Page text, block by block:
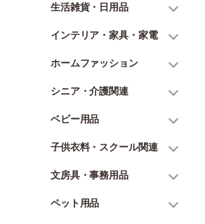
生活雑貨・日用品
インテリア・家具・家電
ホームファッション
シニア・介護関連
ベビー用品
子供衣料・スクール関連
文房具・事務用品
ペット用品